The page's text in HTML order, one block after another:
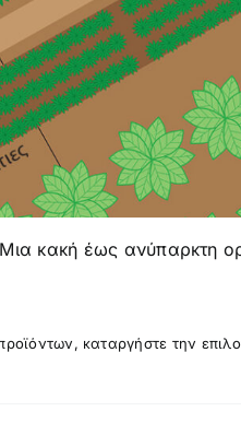
Μια κακή έως
καταργήστε την